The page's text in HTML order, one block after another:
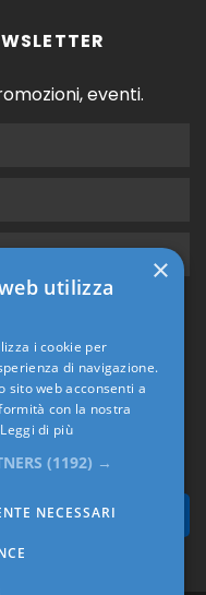
eventi.
testo dell'Informativa
per processare la tua
tali dati secondo il
scrivendo a
×
utilizza
i cookie per
di navigazione.
sito web acconsenti a
con la nostra
Leggi di più
(1192) →
NECESSARI